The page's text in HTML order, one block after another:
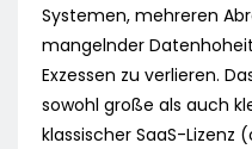
Systemen, mehreren
mangelnder
Exzessen zu verlieren.
sowohl große als auch
klassischer SaaS-Lizenz